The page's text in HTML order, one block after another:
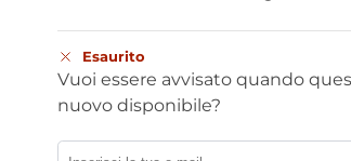
Esaurito
Vuoi essere avvisato quando
nuovo disponibile?